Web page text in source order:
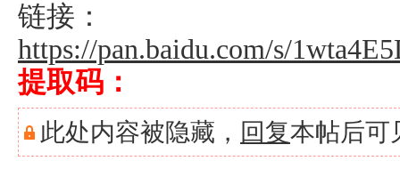
链接：
https://pan.baidu.com/s/
提取码：
此处内容被隐藏， 回复本帖后可